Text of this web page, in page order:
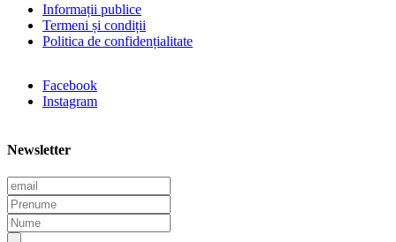
Informații publice
Termeni și condiții
Politica de confidențialitate
Facebook
Instagram
Newsletter
E
m
a
i
P
r
e
N
u